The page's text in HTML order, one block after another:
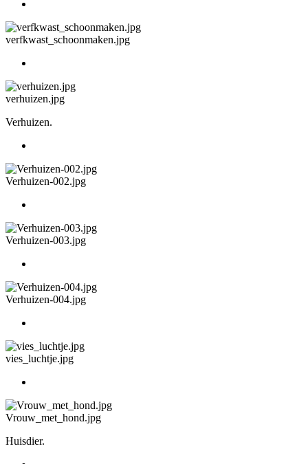
verfkwast_schoonmaken.jpg
verhuizen.jpg
Verhuizen.
Verhuizen-002.jpg
Verhuizen-003.jpg
Verhuizen-004.jpg
vies_luchtje.jpg
Vrouw_met_hond.jpg
Huisdier.